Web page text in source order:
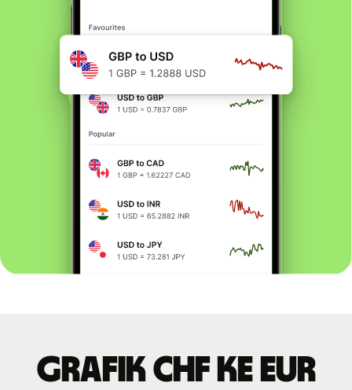
Grafik CHF ke EUR